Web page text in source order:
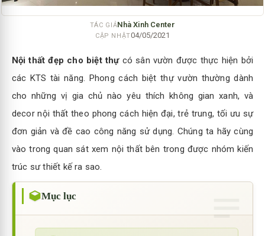
TÁC GIẢNhà Xinh Center
CẬP NHẬT04/05/2021
Nội thất đẹp cho biệt thựcó sân vườn được thực hiện bởi
các KTS tài năng. Phong cách biệt thự vườn thường dành
cho những vị gia chủ nào yêu thích không gian xanh, và
decor nội thất theo phong cách hiện đại, trẻ trung, tối ưu sự
đơn giản và đề cao công năng sử dụng. Chúng ta hãy cùng
vào trong quan sát xem nội thất bên trong được nhóm kiến
trúc sư thiết kế ra sao.
Mục lục